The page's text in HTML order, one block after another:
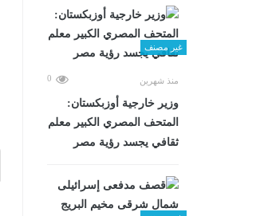
غير مصنف
منذ شهرين 0
وزير خارجية أوزبكستان:
المتحف المصري الكبير معلم
ثقافي يجسد رؤية مصر